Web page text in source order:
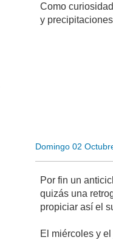
Como
y
Domingo 02
Por fin un
quizás una
propiciar así el
El miércoles y